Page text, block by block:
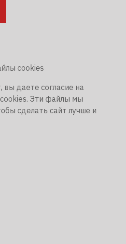
cookies
вы даете согласие на
Эти файлы мы
сделать сайт лучше и